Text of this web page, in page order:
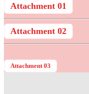
Attachment 01
Attachment 02
Attachment 03